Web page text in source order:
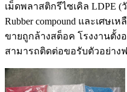
เม็ดพลาสติกรีไซเคิล LDPE (
Rubber compound และเศษเ
ขายถูกล้างสต็อค โรงงานตั้
สามารถติดต่อขอรับตัวอย่าง